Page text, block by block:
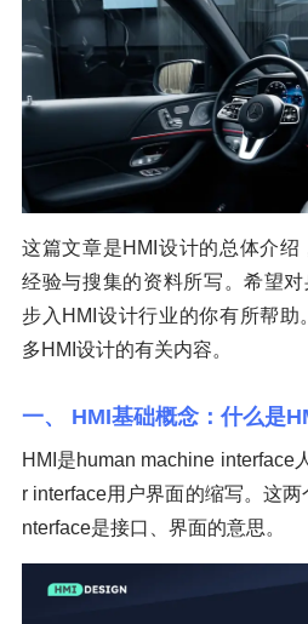
这篇文章是HMI设计的总体介绍
经验与搜集的资料所写。希望
步入HMI设计行业的你有所帮
多HMI设计的有关内容。
一、 HMI基础概念：什么是
HMI是human machine interface
r interface用户界面的缩写。这
nterface是接口、界面的意思。